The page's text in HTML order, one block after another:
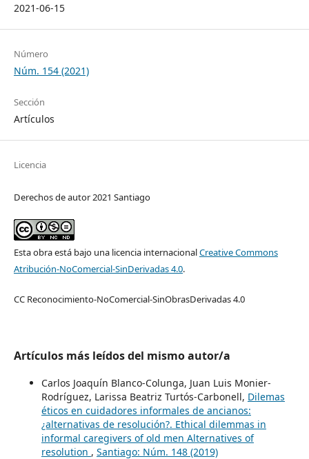
2021-06-15
Número
Núm. 154 (2021)
Sección
Artículos
Licencia
Derechos de autor 2021 Santiago
Esta obra está bajo una licencia internacionalCreative Commons
Atribución-NoComercial-SinDerivadas 4.0.
CC Reconocimiento-NoComercial-SinObrasDerivadas 4.0
Artículos más leídos del mismo autor/a
Carlos Joaquín Blanco-Colunga, Juan Luis Monier-
Rodríguez, Larissa Beatriz Turtós-Carbonell, Dilemas
éticos en cuidadores informales de ancianos:
¿alternativas de resolución?. Ethical dilemmas in
informal caregivers of old men Alternatives of
resolution , Santiago: Núm. 148 (2019)